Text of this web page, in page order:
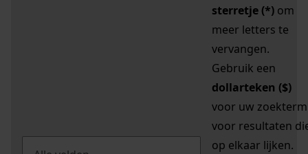
sterretje (*) om
meer letters te
vervangen.
Gebruik een
dollarteken ($)
voor uw zoekterm
voor resultaten
op elkaar lijken.